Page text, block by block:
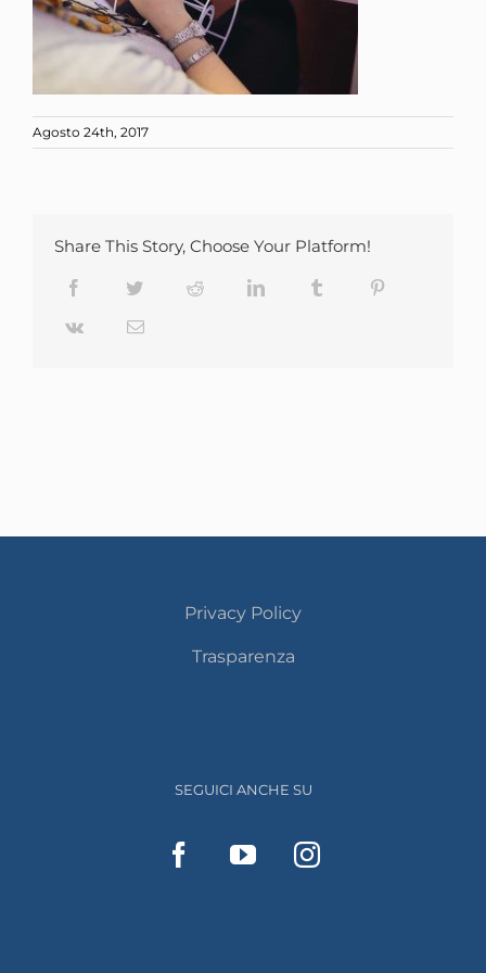
Agosto 24th, 2017
Share This Story, Choose Your Platform!
Facebook Twitter Reddit LinkedIn Tumblr
Vk Email
Privacy Policy
Trasparenza
SEGUICI ANCHE SU